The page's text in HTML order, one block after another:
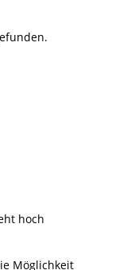
hoch
Möglichkeit